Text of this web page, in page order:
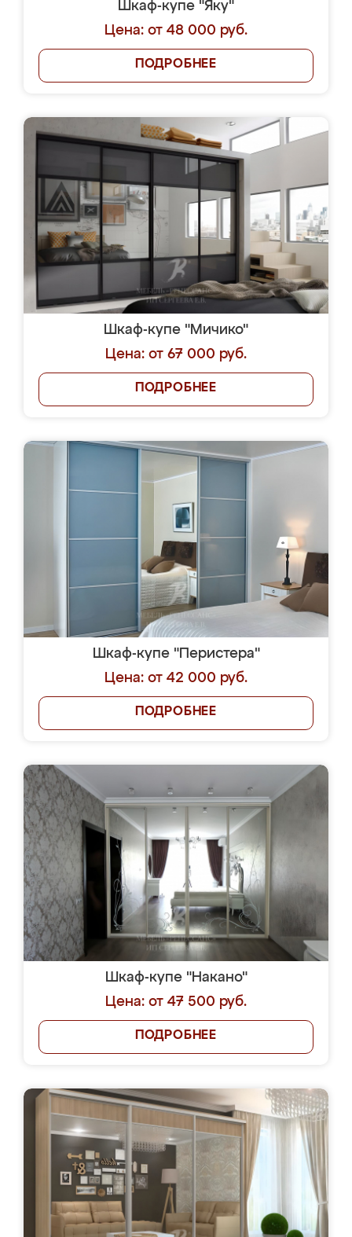
Шкаф-купе "Яку"
Цена: от 48 000 руб.
ПОДРОБНЕЕ
Шкаф-купе "Мичико"
Цена: от 67 000 руб.
ПОДРОБНЕЕ
Шкаф-купе "Перистера"
Цена: от 42 000 руб.
ПОДРОБНЕЕ
Шкаф-купе "Накано"
Цена: от 47 500 руб.
ПОДРОБНЕЕ